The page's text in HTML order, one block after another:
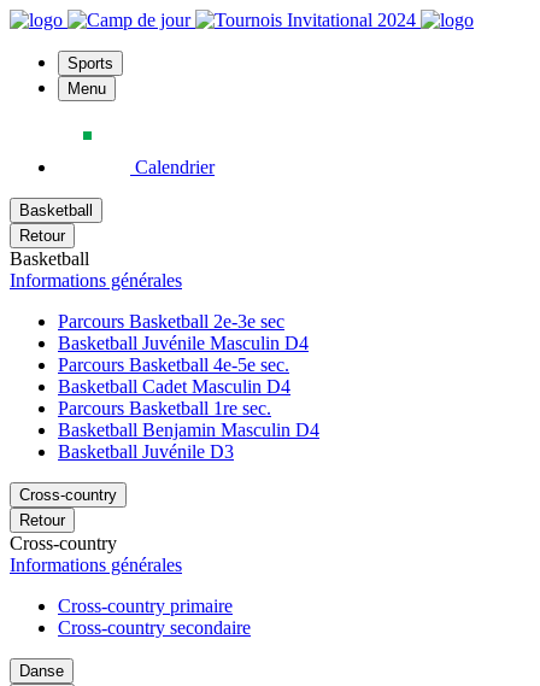
Sports
Menu
Calendrier
Basketball
Retour
Basketball
Informations générales
Parcours Basketball 2e-3e sec
Basketball Juvénile Masculin D4
Parcours Basketball 4e-5e sec.
Basketball Cadet Masculin D4
Parcours Basketball 1re sec.
Basketball Benjamin Masculin D4
Basketball Juvénile D3
Cross-country
Retour
Cross-country
Informations générales
Cross-country primaire
Cross-country secondaire
Danse